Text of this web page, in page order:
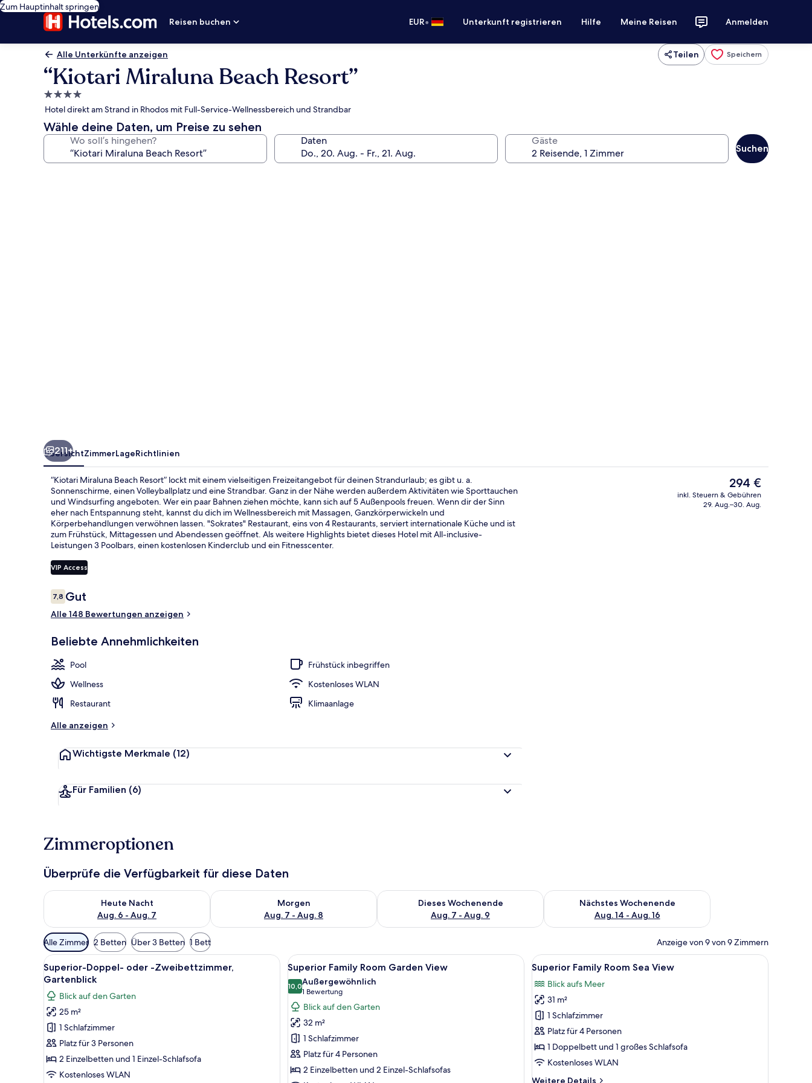
Zum Hauptinhalt springen
Reisen buchen
EUR• Unterkunft registrieren Hilfe Meine Reisen Anmelden
Alle Unterkünfte anzeigen Teilen Speichern
“Kiotari Miraluna Beach Resort”
4.0-
Sterne-
Unterkunft
Hotel direkt am Strand in Rhodos mit Full-Service-Wellnessbereich und Strandbar
Wähle deine Daten, um Preise zu sehen
Wo soll’s hingehen? Daten Gäste
Suchen
Superior Family Room Sharing Pool
211+
ÜbersichtZimmerLageRichtlinien
“Kiotari Miraluna Beach Resort” lockt mit einem vielseitigen Freizeitangebot für deinen Strandurlaub; es gibt u. a.
Sonnenschirme, einen Volleyballplatz und eine Strandbar. Ganz in der Nähe werden außerdem Aktivitäten wie Sporttauchen
und Windsurfing angeboten. Wer ein paar Bahnen ziehen möchte, kann sich auf 5 Außenpools freuen. Wenn dir der Sinn
eher nach Entspannung steht, kannst du dich im Wellnessbereich mit Massagen, Ganzkörperwickeln und
Körperbehandlungen verwöhnen lassen. "Sokrates" Restaurant, eins von 4 Restaurants, serviert internationale Küche und ist
zum Frühstück, Mittagessen und Abendessen geöffnet. Als weitere Highlights bietet dieses Hotel mit All-inclusive-
Leistungen 3 Poolbars, einen kostenlosen Kinderclub und ein Fitnesscenter.
VIP Access
Bewertungen
7,87,8 von 10.
Gut
Alle 148 Bewertungen anzeigen
Beliebte Annehmlichkeiten
Pool
Frühstück inbegriffen
Wellness
Kostenloses WLAN
Restaurant
Klimaanlage
Alle anzeigen
Wichtigste Merkmale (12)
Für Familien (6)
Der
aktuelle
Preis
294 €
inkl. Steuern & Gebühren
29. Aug.–30. Aug.
Zimmeroptionen
Überprüfe die Verfügbarkeit für diese Daten
Heute Nacht
Aug. 6 - Aug. 7
Überprüfe die Verfügbarkeit für heute Nacht, Aug. 6 - Aug. 7.
Morgen
Aug. 7 - Aug. 8
Überprüfe die Verfügbarkeit für morgen, Aug. 7 - Aug. 8.
Dieses Wochenende
Aug. 7 - Aug. 9
Überprüfe die Verfügbarkeit für dieses Wochenende, Aug. 7 - Aug. 9.
Nächstes Wochenende
Aug. 14 - Aug. 16
Überprüfe die Verfügbarkeit für nächstes Wochenende, Aug.
Verfügbare
Filter
für
Zimmer
Alle Zimmer 2 Betten Über 3 Betten 1 Bett Anzeige von 9 von 9 Zimmern
Alle
Fotos
für
Superior-
Doppel-
oder
-
Zweibettzimmer,
Gartenblick
Ein Hotelzimmer mit Bett, einer Sitzecke, einem an der Wand montierten Fernseher, einem Balkon mit Pool und Blick auf die Berge.
11
Superior-Doppel- oder -Zweibettzimmer,
Gartenblick
Blick auf den Garten
25 m²
1 Schlafzimmer
Platz für 3 Personen
2 Einzelbetten und 1 Einzel-Schlafsofa
Kostenloses WLAN
Alle
Fotos
für
Superior
Family
Room
Garden
View
anzeigen
Ein modernes Hotelzimmer mit einem großen Bett, einem Schreibtisch, einem Sessel und einem Balkon mit Blick
12
Superior Family Room Garden View
10,010,0 von 10
Außergewöhnlich
1 Bewertung
(1
Bewertung)
Blick auf den Garten
32 m²
1 Schlafzimmer
Platz für 4 Personen
2 Einzelbetten und 2 Einzel-Schlafsofas
Alle
Fotos
für
Superior
Family
Room
Sea
View
Ein modernes Hotelzimmer mit Bett,
11
Superior Family Room Sea View
Blick aufs Meer
31 m²
1 Schlafzimmer
Platz für 4 Personen
1 Doppelbett und 1 großes Schlafsofa
Kostenloses WLAN
Weitere Details
Weitere